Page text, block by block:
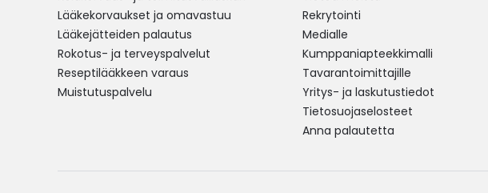
Lääkekorvaukset ja omavastuu
Lääkejätteiden palautus
Rokotus- ja terveyspalvelut
Reseptilääkkeen varaus
Muistutuspalvelu
Rekrytointi
Medialle
Kumppaniapteekkimalli
Tavarantoimittajille
Yritys- ja laskutustiedot
Tietosuojaselosteet
Anna palautetta